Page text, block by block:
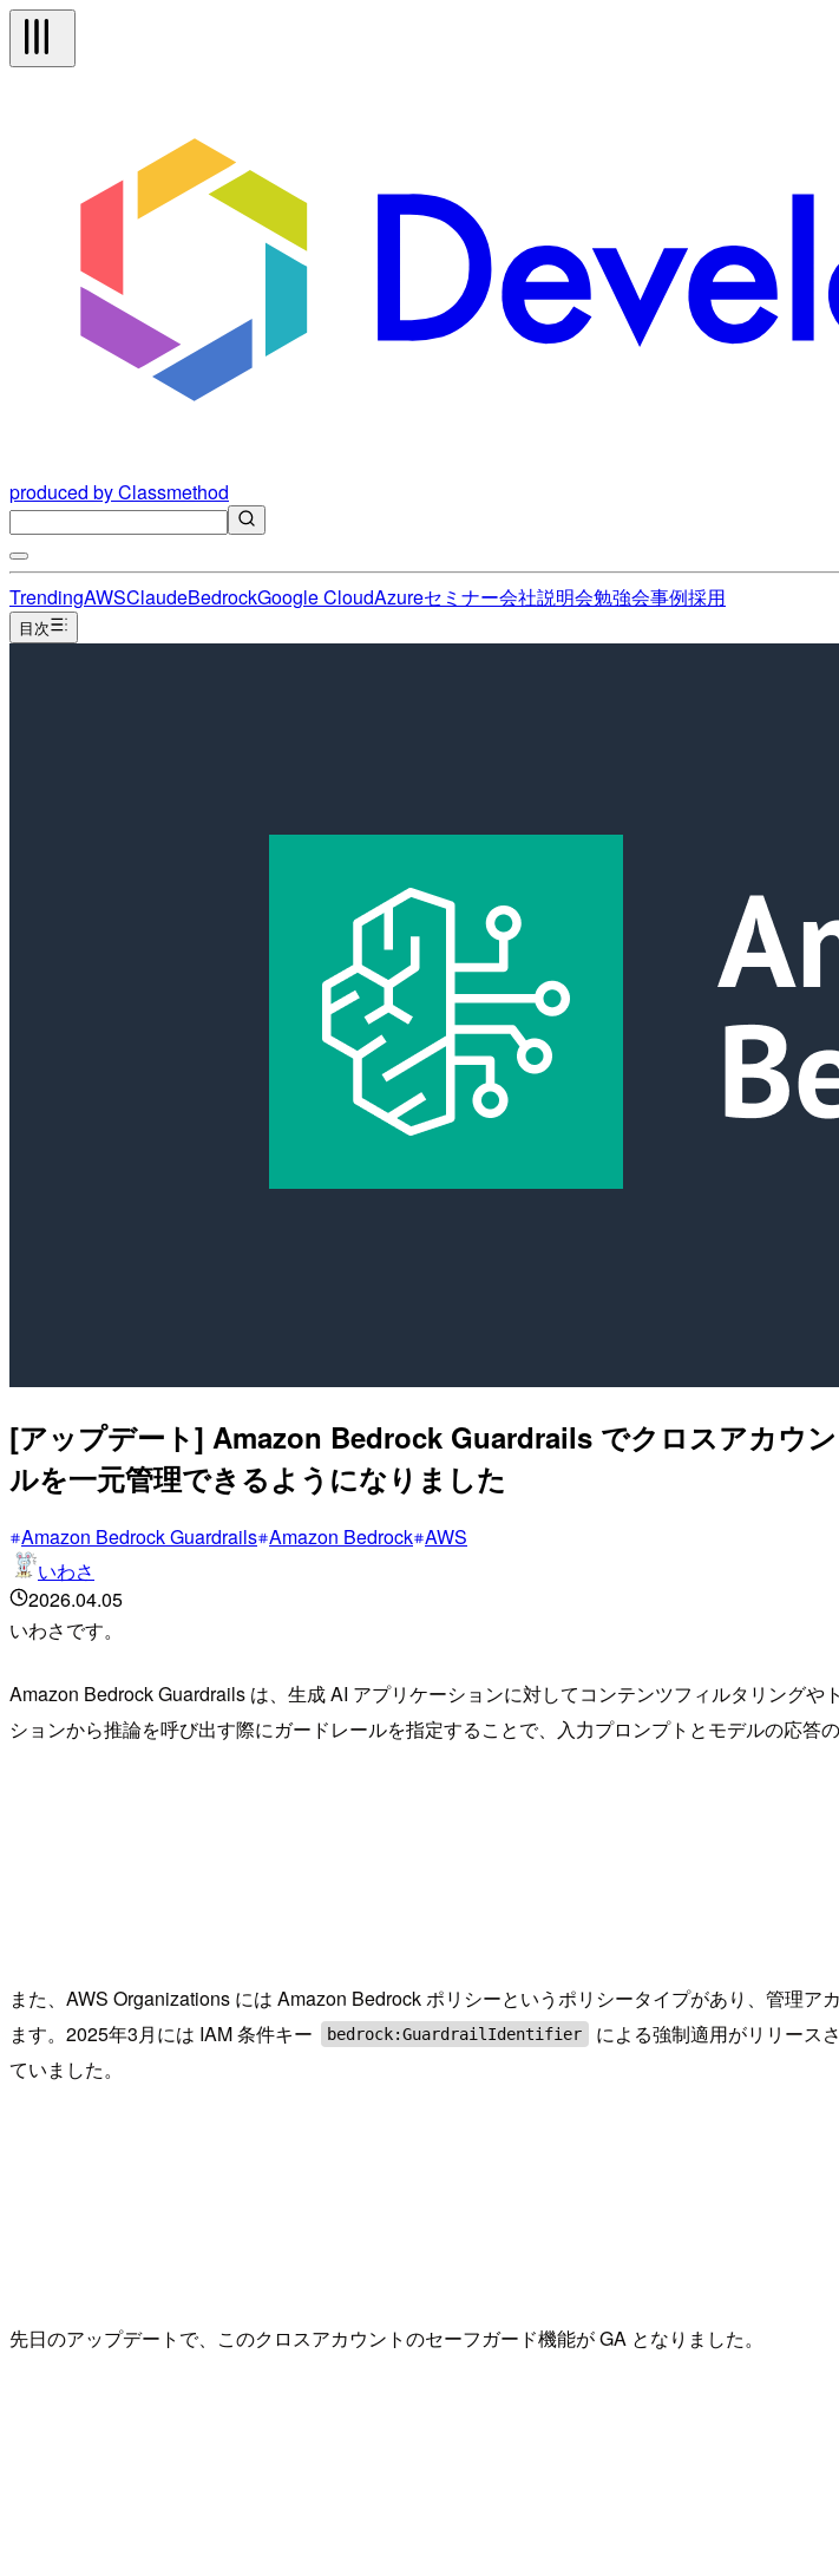
produced by Classmethod
TrendingAWSClaudeBedrockGoogle CloudAzureセミナー会社説明会勉強会事例採用
目次
[アップデート] Amazon Bedrock Guardrails でクロスアカウ
ルを一元管理できるようになりました
Amazon Bedrock Guardrails Amazon Bedrock AWS
いわさ
2026.04.05
いわさです。
Amazon Bedrock Guardrails は、生成 AI アプリケーションに対してコンテンツフィルタリング
ションから推論を呼び出す際にガードレールを指定することで、入力プロンプトとモデルの応答
また、AWS Organizations には Amazon Bedrock ポリシーというポリシータイプがあり、管理
ます。2025年3月には IAM 条件キー
bedrock:GuardrailIdentifier
による強制適用がリリース
ていました。
先日のアップデートで、このクロスアカウントのセーフガード機能が GA となりました。